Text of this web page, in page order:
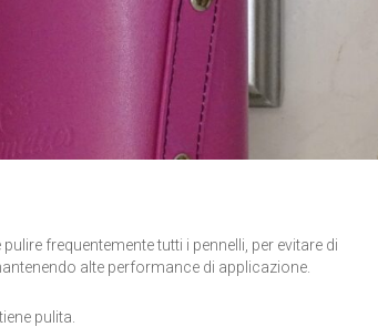
frequentemente tutti i pennelli, per evitare di
alte performance di applicazione.
pulita.